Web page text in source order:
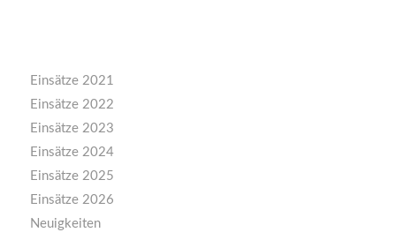
Einsätze 2021
Einsätze 2022
Einsätze 2023
Einsätze 2024
Einsätze 2025
Einsätze 2026
Neuigkeiten